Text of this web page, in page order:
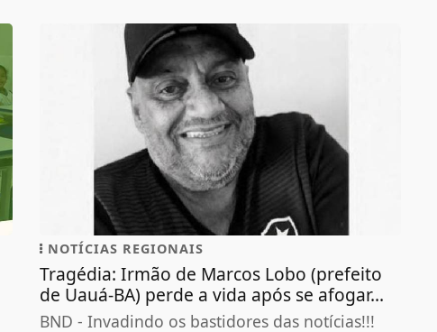
NOTÍCIAS REGIONAIS
Tragédia: Irmão de Marcos Lobo (prefeito
de Uauá-BA) perde a vida após se afogar...
BND - Invadindo os bastidores das notícias!!!